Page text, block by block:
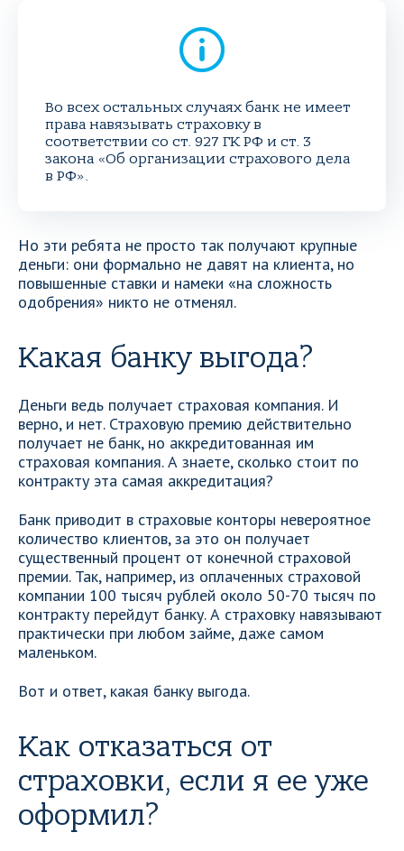
Во всех остальных случаях банк не имеет
права навязывать страховку в
соответствии со ст. 927 ГК РФ и ст. 3
закона «Об организации страхового дела
в РФ».
Но эти ребята не просто так получают крупные
деньги: они формально не давят на клиента, но
повышенные ставки и намеки «на сложность
одобрения» никто не отменял.
Какая банку выгода?
Деньги ведь получает страховая компания. И
верно, и нет. Страховую премию действительно
получает не банк, но аккредитованная им
страховая компания. А знаете, сколько стоит по
контракту эта самая аккредитация?
Банк приводит в страховые конторы невероятное
количество клиентов, за это он получает
существенный процент от конечной страховой
премии. Так, например, из оплаченных страховой
компании 100 тысяч рублей около 50-70 тысяч по
контракту перейдут банку. А страховку навязывают
практически при любом займе, даже самом
маленьком.
Вот и ответ, какая банку выгода.
Как отказаться от
страховки, если я ее уже
оформил?